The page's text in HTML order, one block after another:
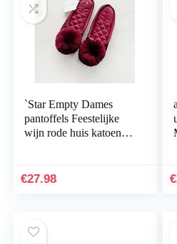
`Star Empty Dames
pantoffels Feestelijke
wijn rode huis katoenen
jurk…
€27.98 €